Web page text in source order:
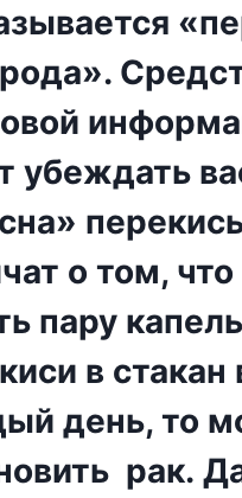
убеждать
о том, что
пару капель
в
день, то
рак.